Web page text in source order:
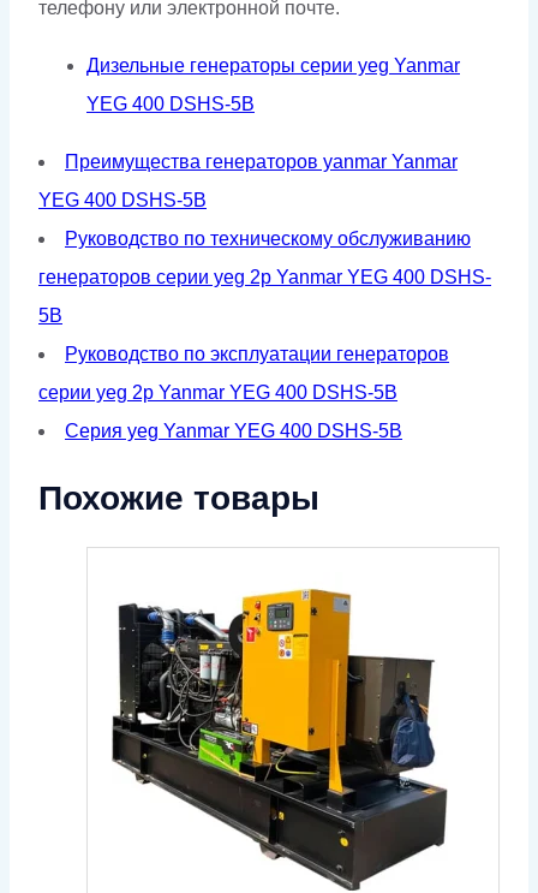
телефону или электронной почте.
Дизельные генераторы серии yeg Yanmar
YEG 400 DSHS-5B
Преимущества генераторов yanmar Yanmar
YEG 400 DSHS-5B
Руководство по техническому обслуживанию
генераторов серии yeg 2p Yanmar YEG 400 DSHS-
5B
Руководство по эксплуатации генераторов
серии yeg 2p Yanmar YEG 400 DSHS-5B
Серия yeg Yanmar YEG 400 DSHS-5B
Похожие товары